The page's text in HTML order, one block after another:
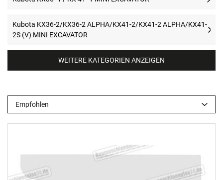
Kubota KX36-2/KX36-2 ALPHA/KX41-2/KX41-2 ALPHA/KX41-
2S (V) MINI EXCAVATOR
WEITERE KATEGORIEN ANZEIGEN